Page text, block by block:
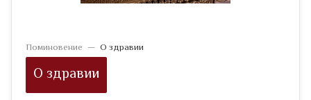
Поминовение — О здравии
О здравии